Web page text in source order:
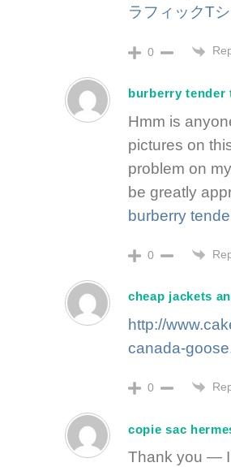
ラフィックT
0
burberry tender
Hmm is
pictures on
problem on
be greatly
burberry
0
cheap jackets
http://
canada-
0
copie sac
Thank you — I